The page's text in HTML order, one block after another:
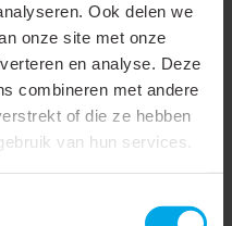
Ook delen we
onze site met onze
en analyse. Deze
combineren met andere
of die ze hebben
van hun services.
- ATK-EZRJ45-
T